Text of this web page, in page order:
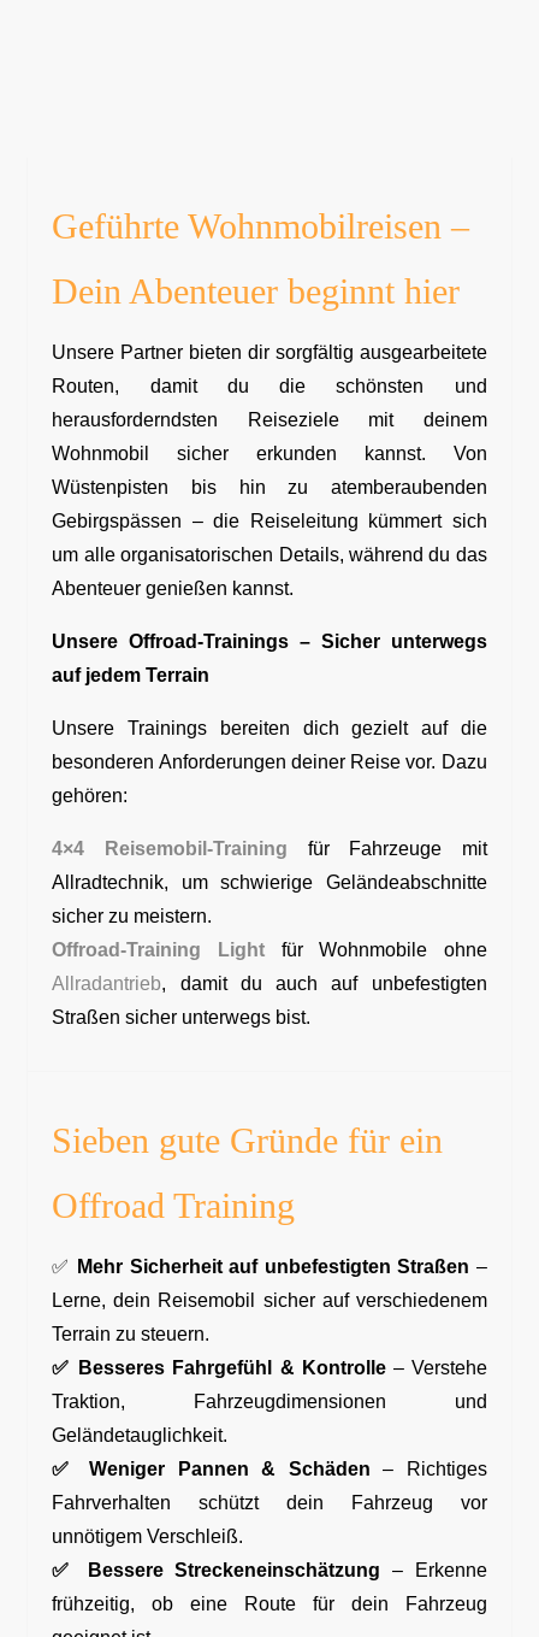
Geführte Wohnmobilreisen –
Dein Abenteuer beginnt hier
Unsere Partner bieten dir sorgfältig ausgearbeitete
Routen, damit du die schönsten und
herausforderndsten Reiseziele mit deinem
Wohnmobil sicher erkunden kannst. Von
Wüstenpisten bis hin zu atemberaubenden
Gebirgspässen – die Reiseleitung kümmert sich
um alle organisatorischen Details, während du das
Abenteuer genießen kannst.
Unsere Offroad-Trainings – Sicher unterwegs
auf jedem Terrain
Unsere Trainings bereiten dich gezielt auf die
besonderen Anforderungen deiner Reise vor. Dazu
gehören:
4×4 Reisemobil-Training für Fahrzeuge mit
Allradtechnik, um schwierige Geländeabschnitte
sicher zu meistern.
Offroad-Training Lightfür Wohnmobile ohne
Allradantrieb, damit du auch auf unbefestigten
Straßen sicher unterwegs bist.
Sieben gute Gründe für ein
Offroad Training
✅ Mehr Sicherheit auf unbefestigten Straßen –
Lerne, dein Reisemobil sicher auf verschiedenem
Terrain zu steuern.
✅
Besseres Fahrgefühl & Kontrolle– Verstehe
Traktion, Fahrzeugdimensionen und
Geländetauglichkeit.
✅Weniger Pannen & Schäden – Richtiges
Fahrverhalten schützt dein Fahrzeug vor
unnötigem Verschleiß.
✅
Bessere Streckeneinschätzung – Erkenne
frühzeitig, ob eine Route für dein Fahrzeug